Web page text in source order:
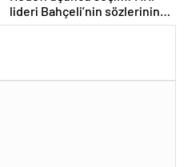
lideri Bahçeli’nin sözlerinin
gerisinde ‘erken seçim